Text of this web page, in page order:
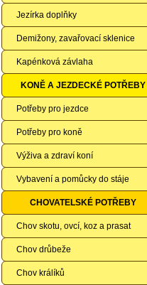
Jezírka doplňky
Demižony, zavařovací sklenice
Kapénková závlaha
KONĚ A JEZDECKÉ POTŘEBY
Potřeby pro jezdce
Potřeby pro koně
Výživa a zdraví koní
Vybavení a pomůcky do stáje
CHOVATELSKÉ POTŘEBY
Chov skotu, ovcí, koz a prasat
Chov drůbeže
Chov králíků